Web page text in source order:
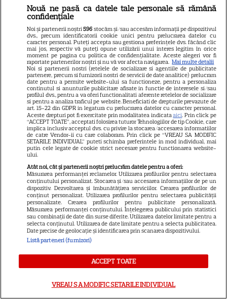
3
Marvel are un nou Black
Panther. David Jonsson preia
moștenirea lui Chadwick
Boseman
7
VEDETE STRĂINE
Ryan Gosling este noul Ghost
Rider din Universul Marvel.
Anunțul făcut la Comic-Con i-
a entuziasmat pe fani
DISNEY PLUS
„Diavolul se îmbracă de la
Prada 2” s-a lansat pe Disney+.
Meryl Streep și Anne
Hathaway revin la revista
Runway
VEDETE STRĂINE
impresionant pentru Anne
Nouă ne pasă ca datele tale personale să rămână
confidențiale
Noi și partenerii noștri596 stocăm și/sau accesăm informații pe dispozitivul
dvs., precum identificatorii cookie unici pentru prelucrarea datelor cu
caracter personal. Puteți accepta sau gestiona preferințele dvs. făcând clic
mai jos, respectiv vă puteți opune utilizării unui interes legitim în orice
moment pe pagina cu politica de confidențialitate. Aceste alegeri vor fi
raportate partenerilor noștri și nu vă vor afecta navigarea. Mai multe detalii
Noi si partenerii nostri (retelele de socializare si agentiile de publicitate
partenere, precum si furnizorii nostri de servicii de date analitice) prelucram
date pentru a permite website-ului sa functioneze, pentru a personaliza
continutul si anunturile publicitare afisate in functie de interesele si/sau
profilul dvs., pentru a va oferi functionalitati aferente retelelor de socializare
si pentru a analiza traficul pe website. Beneficiati de drepturile prevazute de
art. 15-22 din GDPR in legatura cu prelucrarea datelor cu caracter personal.
Aceste drepturi pot fi exercitate prin modalitatea indicataaici. Prin click pe
“ACCEPT TOATE”, acceptati folosirea tuturor Tehnologiilor de tip Cookie, care
implica inclusiv acceptul dvs. cu privire la stocarea/accesarea informatiilor
de catre Vendor-ii cu care colaboram. Prin click pe “VREAU SA MODIFIC
SETARILE INDIVIDUAL” puteti schimba preferintele in mod individual, mai
putin cele legate de cookie strict necesare pentru functionarea website-
ului.
Atât noi, cât și partenerii noștri prelucrăm datele pentru a oferi:
Măsurarea performanței reclamelor. Utilizarea profilurilor pentru selectarea
conținutului personalizat. Stocarea și/sau accesarea informațiilor de pe un
dispozitiv. Dezvoltarea și îmbunătățirea serviciilor. Crearea profilurilor de
conținut personalizat. Utilizarea profilurilor pentru selectarea publicității
personalizate. Crearea profilurilor pentru publicitate personalizată.
Măsurarea performanței conținutului. Înțelegerea publicului prin statistici
sau combinații de date din surse diferite. Utilizarea datelor limitate pentru a
selecta conținutul. Utilizarea de date limitate pentru a selecta publicitatea.
Date precise de geolocație și identificarea prin scanarea dispozitivului.
Listă parteneri (furnizori)
ACCEPT TOATE
VREAU SA MODIFIC SETARILE INDIVIDUAL